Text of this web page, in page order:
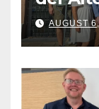
AUGUST